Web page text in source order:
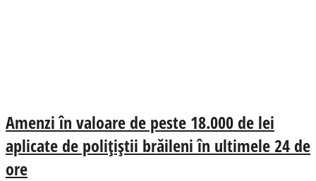
Amenzi în valoare de peste 18.000 de lei
aplicate de polițiștii brăileni în ultimele 24 de
ore